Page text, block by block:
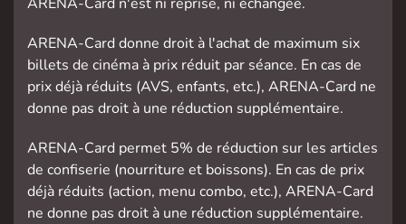
ARENA-Card donne droit à l'achat de maximum six
billets de cinéma à prix réduit par séance. En cas de
prix déjà réduits (AVS, enfants, etc.), ARENA-Card ne
donne pas droit à une réduction supplémentaire.
ARENA-Card permet 5% de réduction sur les articles
de confiserie (nourriture et boissons). En cas de prix
déjà réduits (action, menu combo, etc.), ARENA-Card
ne donne pas droit à une réduction supplémentaire.